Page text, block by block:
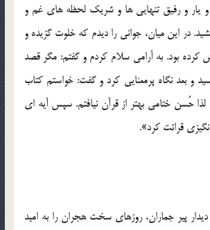
و یار و رفیق تنهایی ها و شریک لحظه های غم و
در این میان، جوانی را دیدم که خلوت گزیده و
کرده بود. به آرامی سلام کردم و گفتم: مگر قصد
و بعد نگاه پرمعنایی کرد و گفت: خواستم کتاب
لذا حُسن ختامی بهتر از قرآن نیافتم. سپس آیه ای
قرائت کرد».
پیر جماران، روزهای سخت هجران را به امید